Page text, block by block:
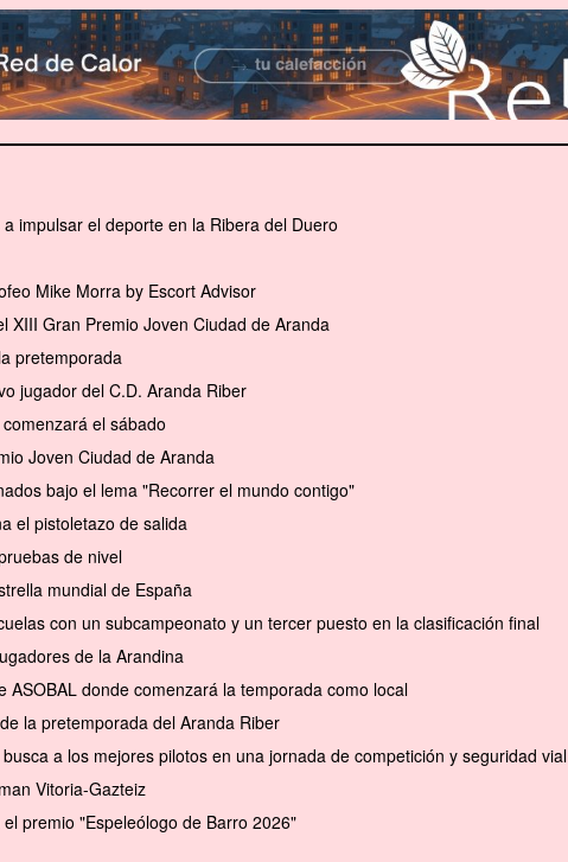
impulsar el deporte en la Ribera del Duero
Mike Morra by Escort Advisor
XIII Gran Premio Joven Ciudad de Aranda
pretemporada
jugador del C.D. Aranda Riber
el sábado
Joven Ciudad de Aranda
bajo el lema "Recorrer el mundo contigo"
el pistoletazo de salida
de nivel
mundial de España
con un subcampeonato y un tercer puesto en la clasificación final
de la Arandina
ASOBAL donde comenzará la temporada como local
la pretemporada del Aranda Riber
a los mejores pilotos en una jornada de competición y seguridad vial
Vitoria-Gazteiz
premio "Espeleólogo de Barro 2026"